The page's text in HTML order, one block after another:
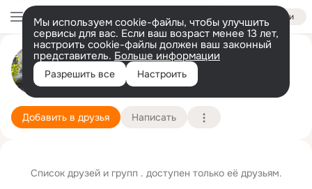
Войти
Мы используем cookie-файлы, чтобы улучшить
сервисы для вас. Если ваш возраст менее 13 лет,
настроить cookie-файлы должен ваш законный
представитель. Больше информации
Разрешить все Настроить
. хвоичкина (двоскина)
6 сентября
Добавить в друзья Написать
Список друзей и групп . доступен только её друзьям.